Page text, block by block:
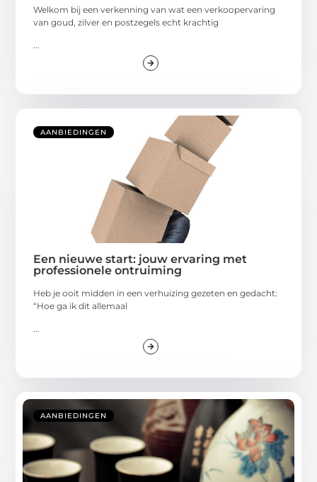
Welkom bij een verkenning van wat een verkoopervaring
van goud, zilver en postzegels echt krachtig
...
AANBIEDINGEN
Een nieuwe start: jouw ervaring met
professionele ontruiming
Heb je ooit midden in een verhuizing gezeten en gedacht:
“Hoe ga ik dit allemaal
...
AANBIEDINGEN